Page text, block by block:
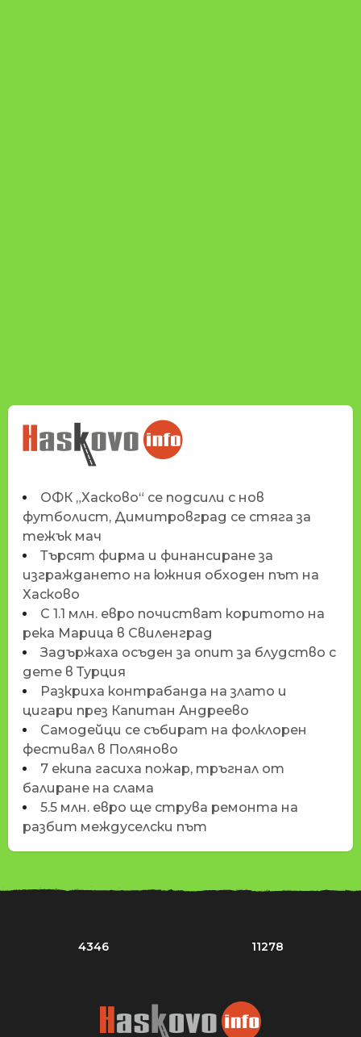
НОВИНИТЕ НА
HASKOVO.INFO
ОФК „Хасково“ се подсили с нов
футболист, Димитровград се стяга за
тежък мач
Търсят фирма и финансиране за
изграждането на южния обходен път на
Хасково
С 1.1 млн. евро почистват коритото на
река Марица в Свиленград
Задържаха осъден за опит за блудство с
дете в Турция
Разкриха контрабанда на злато и
цигари през Капитан Андреево
Самодейци се събират на фолклорен
фестивал в Поляново
7 екипа гасиха пожар, тръгнал от
балиране на слама
5.5 млн. евро ще струва ремонта на
разбит междуселски път
4346 11278